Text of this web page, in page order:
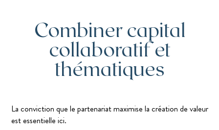
Combiner capital
collaboratif et
thématiques
La conviction que le partenariat maximise la création de valeur
est essentielle ici.